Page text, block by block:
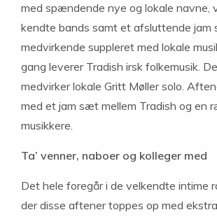
med spændende nye og lokale navne,
kendte bands samt et afsluttende jam
medvirkende suppleret med lokale
gang leverer Tradish irsk folkemusik.
medvirker lokale Gritt Møller solo.
med et jam sæt mellem Tradish og en
musikkere.
Ta’ venner, naboer og kolleger med
Det hele foregår i de velkendte intime
der disse aftener toppes op med